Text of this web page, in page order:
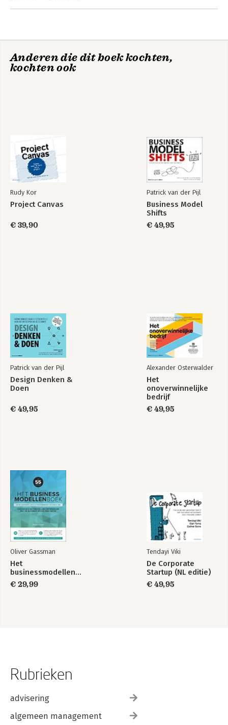
Shifts
Shifts
Design a Better
Create the WOW!
Design a Better
Anderen die dit boek kochten,
kochten ook
Rudy Kor
Project Canvas
€ 39,90
Patrick van der Pijl
Business Model
Shifts
€ 49,95
Patrick van der Pijl
Design Denken &
Doen
€ 49,95
Alexander Osterwalder
Het
onoverwinnelijke
bedrijf
€ 49,95
Oliver Gassman
Het
businessmodellenboek
€ 29,99
Tendayi Viki
De Corporate
Startup (NL editie)
€ 49,95
Rubrieken
advisering
algemeen management